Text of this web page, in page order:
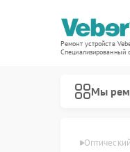
Ремонт устройств
Специализированный
Мы